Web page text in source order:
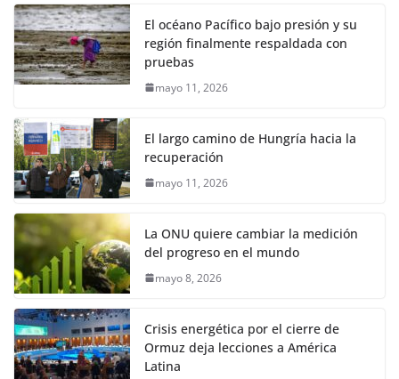
El océano Pacífico bajo presión y su
región finalmente respaldada con
pruebas
mayo 11, 2026
El largo camino de Hungría hacia la
recuperación
mayo 11, 2026
La ONU quiere cambiar la medición
del progreso en el mundo
mayo 8, 2026
Crisis energética por el cierre de
Ormuz deja lecciones a América
Latina